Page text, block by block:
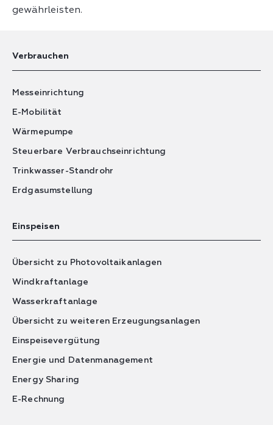
gewährleisten.
Verbrauchen
Messeinrichtung
E-Mobilität
Wärmepumpe
Steuerbare Verbrauchseinrichtung
Trinkwasser-Standrohr
Erdgasumstellung
Einspeisen
Übersicht zu Photovoltaikanlagen
Windkraftanlage
Wasserkraftanlage
Übersicht zu weiteren Erzeugungsanlagen
Einspeisevergütung
Energie und Datenmanagement
Energy Sharing
E-Rechnung